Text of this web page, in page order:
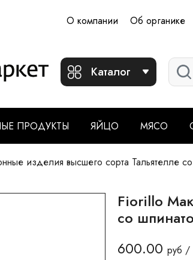
О компании Об органике
Каталог
ПРОДУКТЫ ЯЙЦО МЯСО
изделия высшего сорта Тальятелле
Fiorillo
со
600.00 руб /